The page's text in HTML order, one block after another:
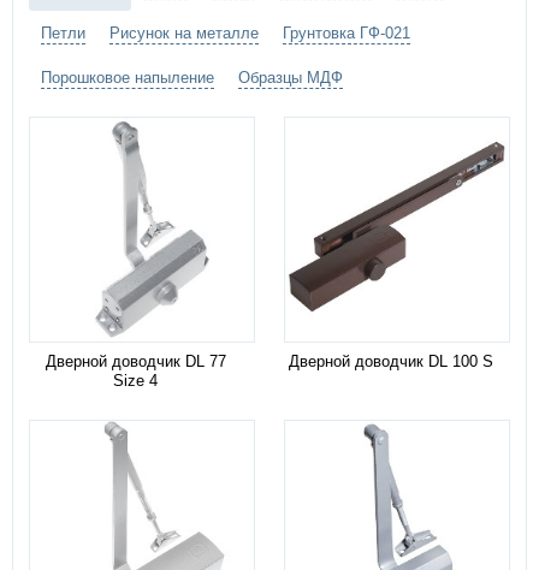
Петли Рисунок на металле Грунтовка ГФ-021
Порошковое напыление Образцы МДФ
Дверной доводчик DL 77
Size 4
Дверной доводчик DL 100 S